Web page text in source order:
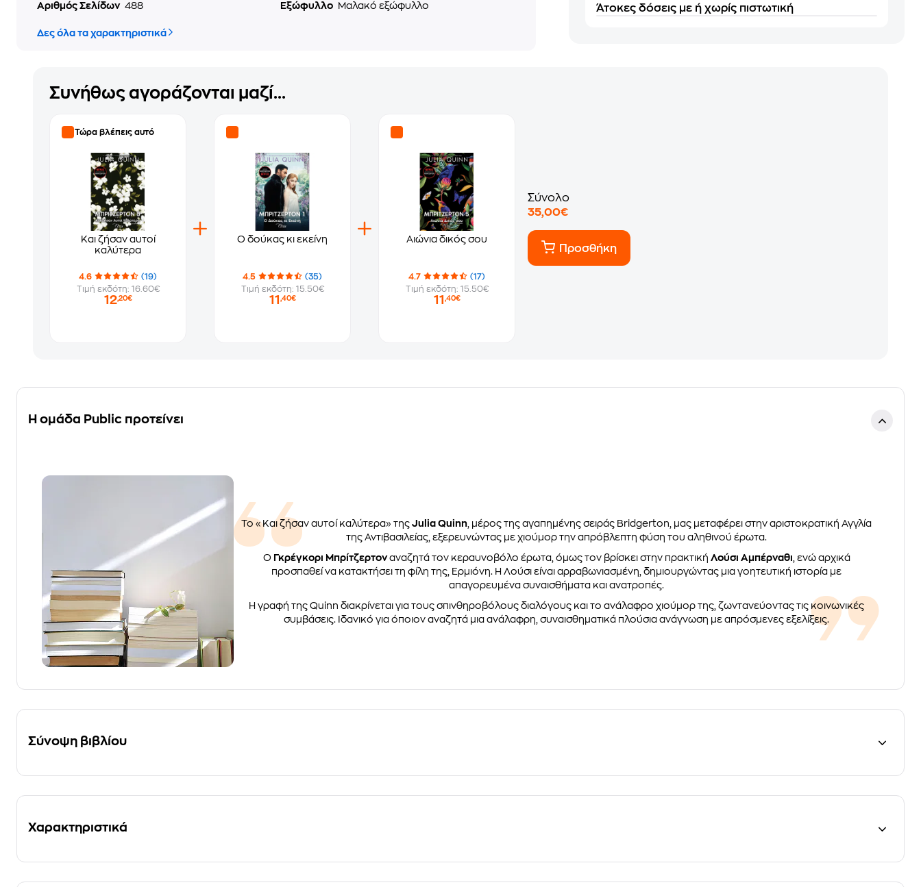
Αριθμός Σελίδων 488 Εξώφυλλο Μαλακό εξώφυλλο
Δες όλα τα χαρακτηριστικά
Άτοκες δόσεις με ή χωρίς πιστωτική
Συνήθως αγοράζονται μαζί...
Τώρα βλέπεις αυτό
Και ζήσαν αυτοί
καλύτερα
4.6
(19)
Τιμή εκδότη: 16.60€
12,20€
Ο δούκας κι εκείνη
4.5
(35)
Τιμή εκδότη: 15.50€
11 ,40€
Αιώνια δικός σου
4.7
(17)
Τιμή εκδότη: 15.50€
11 ,40€
Σύνολο
35,00€
Προσθήκη
Η ομάδα Public προτείνει
Το «Και ζήσαν αυτοί καλύτερα» της Julia Quinn , μέρος της αγαπημένης σειράς Bridgerton, μας μεταφέρει στην αριστοκρατική Αγγλία
της Αντιβασιλείας, εξερευνώντας με χιούμορ την απρόβλεπτη φύση του αληθινού έρωτα.
Ο Γκρέγκορι Μπρίτζερτοναναζητά τον κεραυνοβόλο έρωτα, όμως τον βρίσκει στην πρακτική Λούσι Αμπέρναθι , ενώ αρχικά
προσπαθεί να κατακτήσει τη φίλη της, Ερμιόνη. Η Λούσι είναι αρραβωνιασμένη, δημιουργώντας μια γοητευτική ιστορία με
απαγορευμένα συναισθήματα και ανατροπές.
Η γραφή της Quinn διακρίνεται για τους σπινθηροβόλους διαλόγους και το ανάλαφρο χιούμορ της, ζωντανεύοντας τις κοινωνικές
συμβάσεις. Ιδανικό για όποιον αναζητά μια ανάλαφρη, συναισθηματικά πλούσια ανάγνωση με απρόσμενες εξελίξεις.
Σύνοψη βιβλίου
Χαρακτηριστικά